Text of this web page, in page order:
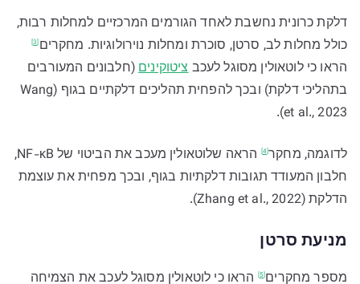
דלקת כרונית נחשבת לאחד הגורמים המרכזיים למחלות רבות,
כולל מחלות לב, סרטן, סוכרת ומחלות נוירולוגיות. מחקרים[3]
הראו כי לוטאולין מסוגל לעכבציטוקינים(חלבונים המעורבים
בתהליכי דלקת) ובכך להפחית תהליכים דלקתיים בגוף (Wang
et al., 2023).
לדוגמה, מחקר[4]
הראה שלוטאולין מעכב את הביטוי של NF-κB,
חלבון המעודד תגובות דלקתיות בגוף, ובכך מפחית את עוצמת
הדלקת (Zhang et al., 2022).
מניעת סרטן
מספר מחקרים[5]
הראו כי לוטאולין מסוגל לעכב את הצמיחה